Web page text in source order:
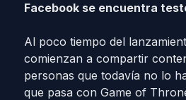
Facebook se encuentra
Al poco tiempo del
comienzan a compartir
personas que todavía no lo
que pasa con Game of